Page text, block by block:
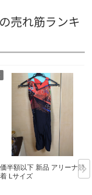
売れ筋ランキ
半額以下 新品 アリーナ競泳
Lサイズ